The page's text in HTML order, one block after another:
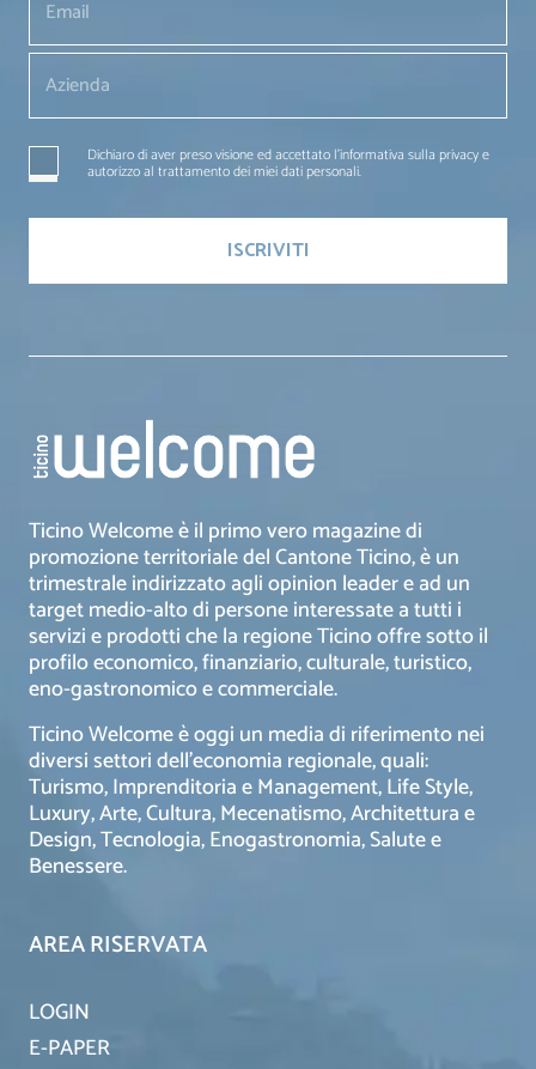
Dichiaro di aver preso visione ed accettato l'informativa sulla privacy e
autorizzo al trattamento dei miei dati personali.
Ticino Welcome è il primo vero magazine di
promozione territoriale del Cantone Ticino, è un
trimestrale indirizzato agli opinion leader e ad un
target medio-alto di persone interessate a tutti i
servizi e prodotti che la regione Ticino offre sotto il
profilo economico, finanziario, culturale, turistico,
eno-gastronomico e commerciale.
Ticino Welcome è oggi un media di riferimento nei
diversi settori dell’economia regionale, quali:
Turismo, Imprenditoria e Management, Life Style,
Luxury, Arte, Cultura, Mecenatismo, Architettura e
Design, Tecnologia, Enogastronomia, Salute e
Benessere.
AREA RISERVATA
LOGIN
E-PAPER